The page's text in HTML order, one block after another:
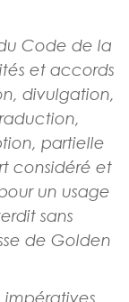
Code de la
et accords
divulgation,
partielle
considéré et
un usage
sans
de Golden
impératives